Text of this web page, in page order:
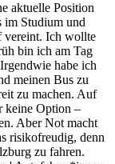
aktuelle Position
im Studium und
vereint. Ich wollte
bin ich am Tag
habe ich
meinen Bus zu
zu machen. Auf
keine Option –
Aber Not macht
risikofreudig, denn
zu fahren.